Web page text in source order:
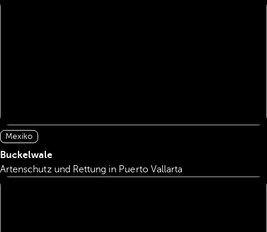
Mexiko
Buckelwale
Artenschutz und Rettung in Puerto Vallarta